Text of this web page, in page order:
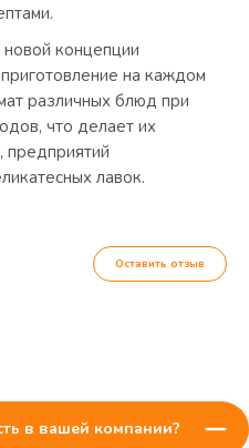
концепции
на каждом
различных блюд при
что делает их
предприятий
лавок.
Оставить отзыв
в вашей компании?